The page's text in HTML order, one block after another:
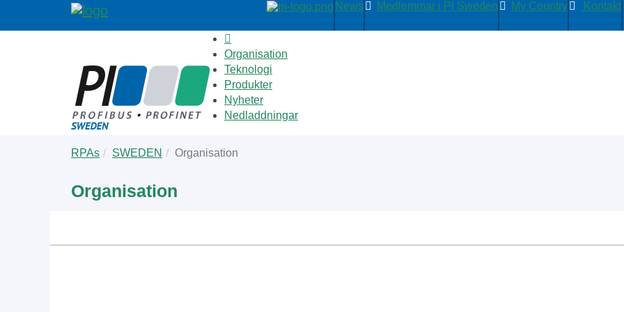
News Medlemmar i PI Sweden My Country Kontakt
Organisation
Teknologi
Produkter
Nyheter
Nedladdningar
are
RPAs SWEDEN Organisation
Organisation